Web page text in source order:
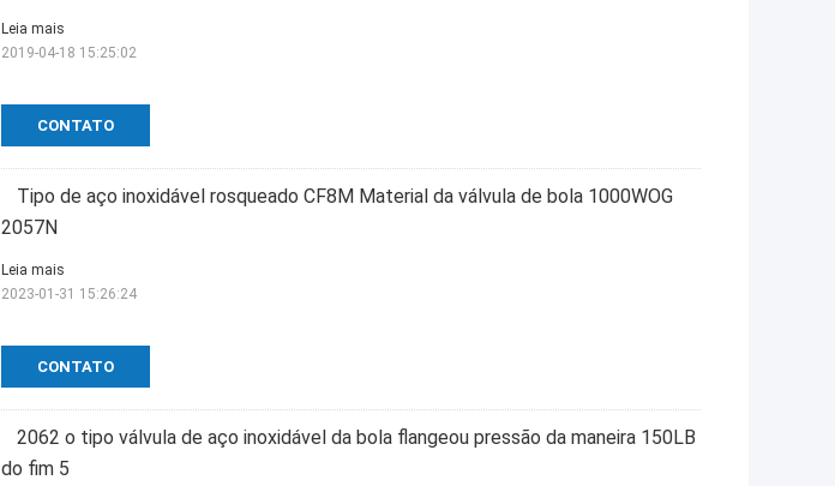
CONTATO
Leia mais
2019-04-18 15:25:02
Tipo de aço inoxidável rosqueado CF8M Material da válvula de bola 1000WOG
2057N
CONTATO
Leia mais
2023-01-31 15:26:24
2062 o tipo válvula de aço inoxidável da bola flangeou pressão da maneira 150LB
do fim 5